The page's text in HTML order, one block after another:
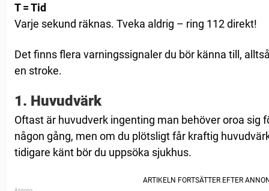
T = Tid
Varje sekund räknas. Tveka aldrig – ring 112 direkt!
Det finns flera varningssignaler du bör känna till,
en stroke.
1. Huvudvärk
Oftast är huvudverk ingenting man behöver oroa sig
någon gång, men om du plötsligt får kraftig
tidigare känt bör du uppsöka sjukhus.